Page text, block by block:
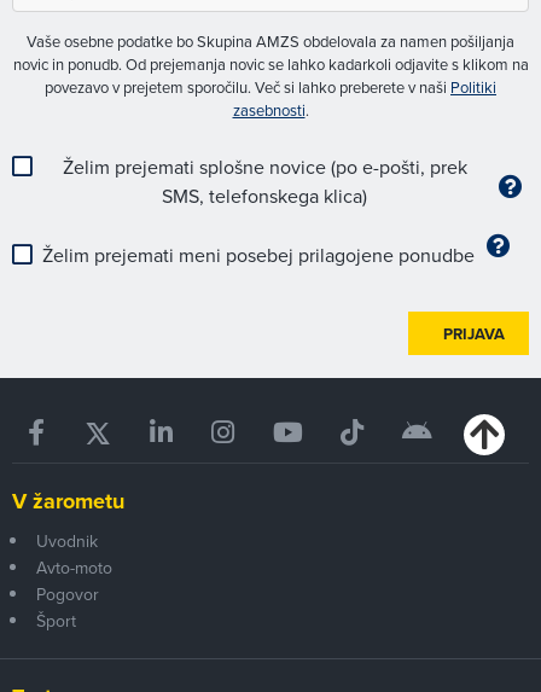
Vaše osebne podatke bo Skupina AMZS obdelovala za namen pošiljanja
novic in ponudb. Od prejemanja novic se lahko kadarkoli odjavite s klikom na
povezavo v prejetem sporočilu. Več si lahko preberete v naši Politiki
zasebnosti.
Želim prejemati splošne novice (po e-pošti, prek
SMS, telefonskega klica)
Želim prejemati meni posebej prilagojene ponudbe
PRIJAVA
V žarometu
Uvodnik
Avto-moto
Pogovor
Šport